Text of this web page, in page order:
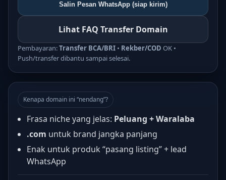
Salin Pesan WhatsApp (siap kirim)
Lihat FAQ Transfer Domain
Pembayaran:Transfer BCA/BRI • Rekber/COD OK •
Push/transfer dibantu sampai selesai.
Kenapa domain ini “nendang”?
Frasa niche yang jelas: Peluang + Waralaba
.com untuk brand jangka panjang
Enak untuk produk “pasang listing” + lead
WhatsApp